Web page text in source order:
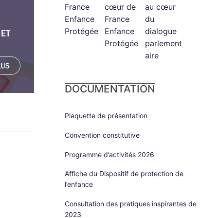
France
Enfance
Protégée
cœur de
France
Enfance
Protégée
au cœur
du
dialogue
parlement
aire
DOCUMENTATION
Plaquette de présentation
Convention constitutive
Programme d’activités 2026
Affiche du Dispositif de protection de
l’enfance
Consultation des pratiques inspirantes de
2023